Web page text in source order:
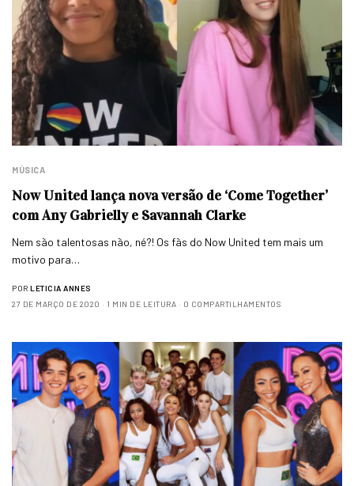
MÚSICA
Now United lança nova versão de ‘Come Together’
com Any Gabrielly e Savannah Clarke
Nem são talentosas não, né?! Os fãs do Now United tem mais um
motivo para…
POR LETICIA ANNES
27 DE MARÇO DE 2020
1 MIN DE LEITURA 0 COMPARTILHAMENTOS